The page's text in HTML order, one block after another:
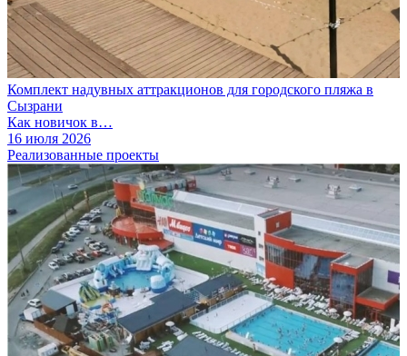
Комплект надувных аттракционов для городского пляжа в
Сызрани
Как новичок в…
16 июля 2026
Реализованные проекты